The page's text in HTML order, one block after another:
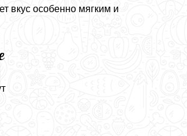
вкус особенно мягким и